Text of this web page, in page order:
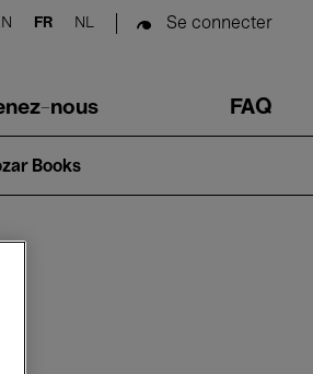
FR NL Se connecter
nous FAQ
Books